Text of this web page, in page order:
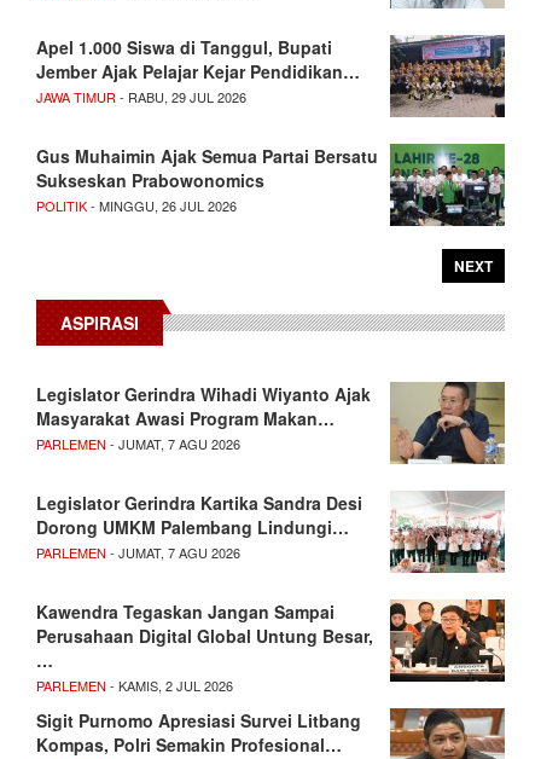
Apel 1.000 Siswa di Tanggul, Bupati
Jember Ajak Pelajar Kejar Pendidikan…
JAWA TIMUR - RABU, 29 JUL 2026
Gus Muhaimin Ajak Semua Partai Bersatu
Sukseskan Prabowonomics
POLITIK- MINGGU, 26 JUL 2026
NEXT
ASPIRASI
Legislator Gerindra Wihadi Wiyanto Ajak
Masyarakat Awasi Program Makan…
PARLEMEN - JUMAT, 7 AGU 2026
Legislator Gerindra Kartika Sandra Desi
Dorong UMKM Palembang Lindungi…
PARLEMEN - JUMAT, 7 AGU 2026
Kawendra Tegaskan Jangan Sampai
Perusahaan Digital Global Untung Besar,
…
PARLEMEN - KAMIS, 2 JUL 2026
Sigit Purnomo Apresiasi Survei Litbang
Kompas, Polri Semakin Profesional…